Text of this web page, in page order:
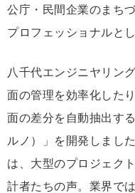
公庁・民間企業のまち
プロフェッショナルと
八千代エンジニヤリン
面の管理を効率化した
面の差分を自動抽出す
ルノ）」を開発しまし
は、大型のプロジェク
計者たちの声。業界で